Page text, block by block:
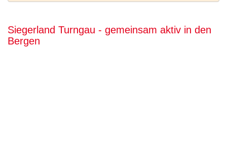
Siegerland Turngau - gemeinsam aktiv in den
Bergen